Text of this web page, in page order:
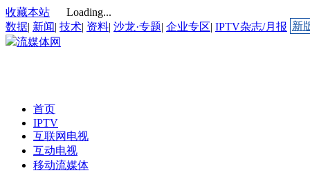
收藏本站
Loading...
数据| 新闻| 技术| 资料| 沙龙·专题| 企业专区| IPTV杂志/月报 新
流媒体网
首页
IPTV
互联网电视
互动电视
移动流媒体